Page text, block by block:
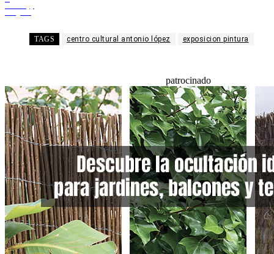
TAGS centro cultural antonio lópez exposicion pintura
patrocinado